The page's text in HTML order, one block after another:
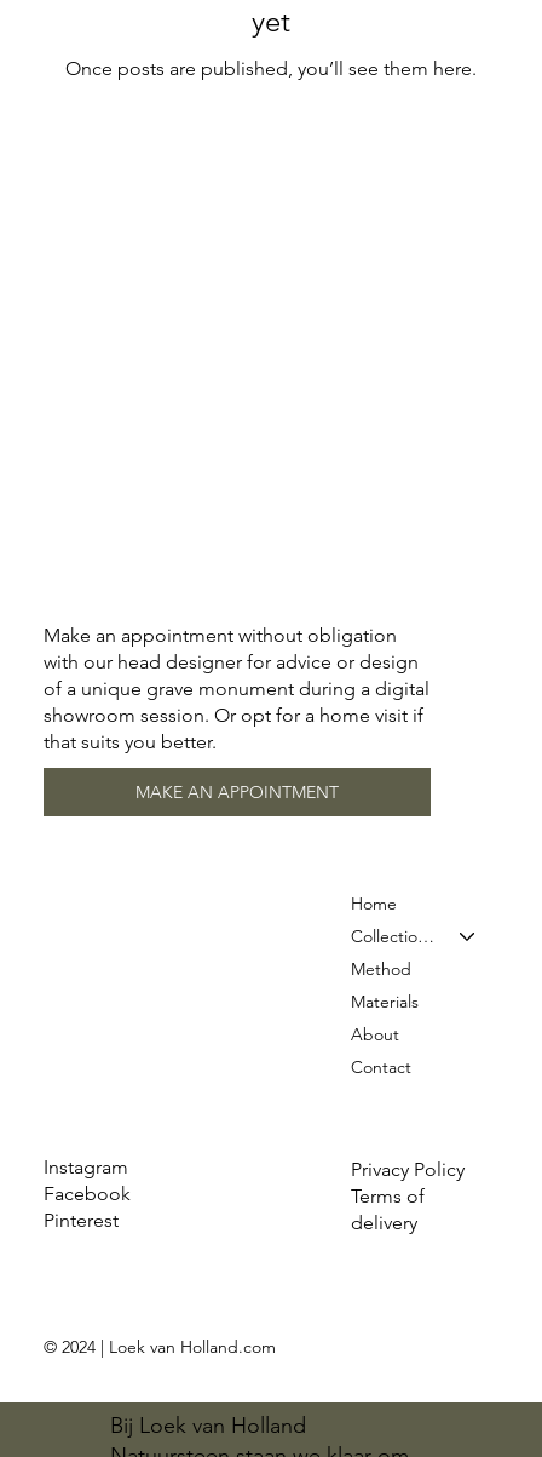
Bij Loek van Holland
yet
Once posts are published, you’ll see them here.
Instagram
Facebook
Pinterest
Privacy Policy
Terms of
delivery
Home
Collection & Prices
Method
Materials
About
Contact
© 2024 | Loek van Holland.com
Make an appointment without obligation
with our head designer for advice or design
of a unique grave monument during a digital
showroom session. Or opt for a home visit if
that suits you better.
MAKE AN APPOINTMENT